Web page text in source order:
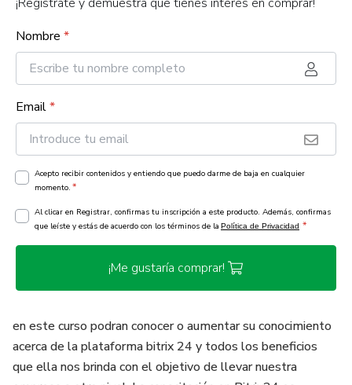
Nombre *
Email*
Acepto recibir contenidos y entiendo que puedo darme de baja en cualquier
momento. *
Al clicar en Registrar, confirmas tu inscripción a este producto. Además, confirmas
que leíste y estás de acuerdo con los términos de la Política de Privacidad *
¡Me gustaría comprar!
en este curso podran conocer o aumentar su conocimiento
acerca de la plataforma bitrix 24 y todos los beneficios
que ella nos brinda con el objetivo de llevar nuestra